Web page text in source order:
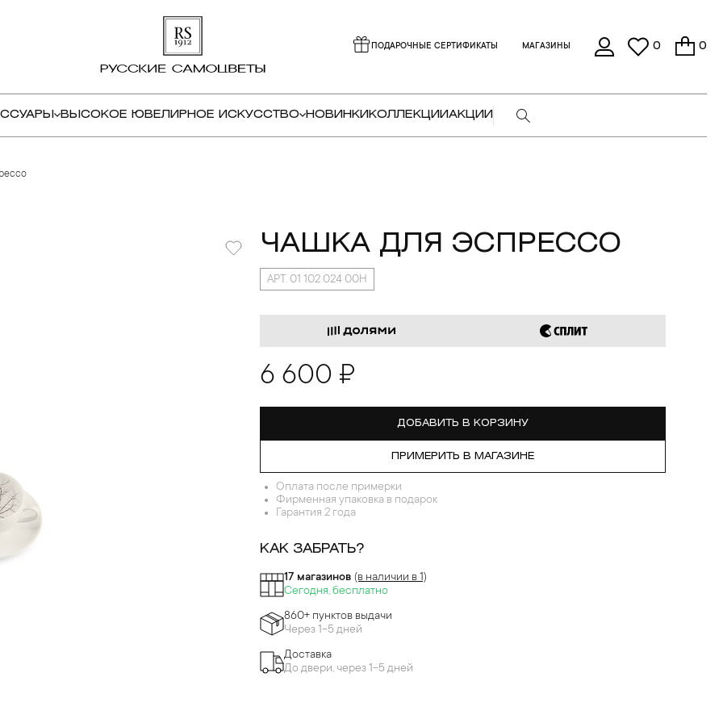
ПОДАРОЧНЫЕ СЕРТИФИКАТЫ МАГАЗИНЫ 0 0
ВЫСОКОЕ ЮВЕЛИРНОЕ ИСКУССТВО НОВИНКИ КОЛЛЕКЦИИАКЦИИ
ЧАШКА ДЛЯ ЭСПРЕССО
АРТ. 01 102 024 00Н
6 600 ₽
ДОБАВИТЬ В КОРЗИНУ
ПРИМЕРИТЬ В МАГАЗИНЕ
Оплата после примерки
Фирменная упаковка в подарок
Гарантия 2 года
КАК ЗАБРАТЬ?
17 магазинов (в наличии в 1)
Сегодня, бесплатно
860+ пунктов выдачи
Через 1-5 дней
Доставка
До двери, через 1-5 дней